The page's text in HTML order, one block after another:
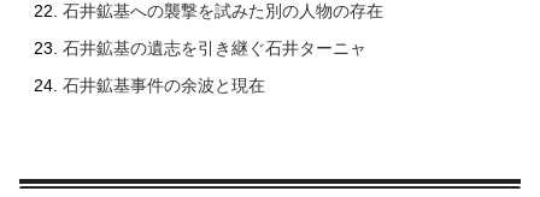
石井鉱基への襲撃を試みた別の人物の存在
石井鉱基の遺志を引き継ぐ石井ターニャ
石井鉱基事件の余波と現在